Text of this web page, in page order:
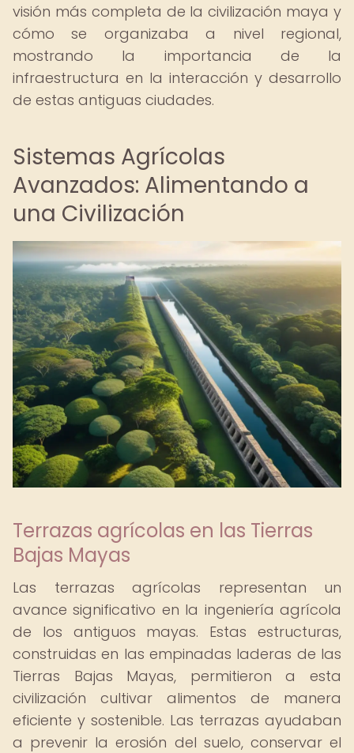
visión más completa de la civilización maya y
cómo se organizaba a nivel regional,
mostrando la importancia de la
infraestructura en la interacción y desarrollo
de estas antiguas ciudades.
Sistemas Agrícolas
Avanzados: Alimentando a
una Civilización
Terrazas agrícolas en las Tierras
Bajas Mayas
Las terrazas agrícolas representan un
avance significativo en la ingeniería agrícola
de los antiguos mayas. Estas estructuras,
construidas en las empinadas laderas de las
Tierras Bajas Mayas, permitieron a esta
civilización cultivar alimentos de manera
eficiente y sostenible. Las terrazas ayudaban
a prevenir la erosión del suelo, conservar el